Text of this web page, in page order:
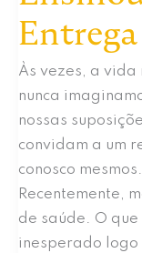
Entrega
Às vezes, a
nunca
nossas
convidam a um
conosco mesmos.
Recentemente,
de saúde. O que
inesperado logo